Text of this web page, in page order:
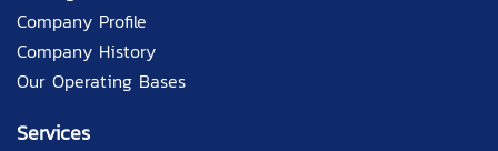
Company Profile
Company History
Our Operating Bases
Services